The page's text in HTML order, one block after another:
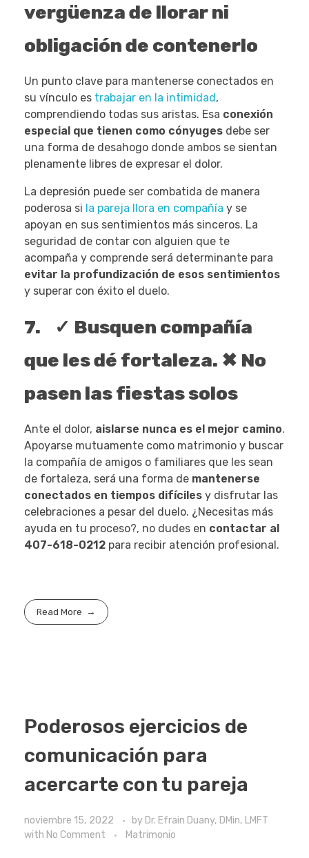
vergüenza de llorar ni
obligación de contenerlo
Un punto clave para mantenerse conectados en
su vínculo es trabajar en la intimidad,
comprendiendo todas sus aristas. Esa conexión
especial que tienen como cónyuges debe ser
una forma de desahogo donde ambos se sientan
plenamente libres de expresar el dolor.
La depresión puede ser combatida de manera
poderosa si la pareja llora en compañía y se
apoyan en sus sentimientos más sinceros. La
seguridad de contar con alguien que te
acompaña y comprende será determinante para
evitar la profundización de esos sentimientos
y superar con éxito el duelo.
7. ✓ Busquen compañía
que les dé fortaleza. ✖ No
pasen las fiestas solos
Ante el dolor, aislarse nunca es el mejor camino.
Apoyarse mutuamente como matrimonio y buscar
la compañía de amigos o familiares que les sean
de fortaleza, será una forma de mantenerse
conectados en tiempos difíciles y disfrutar las
celebraciones a pesar del duelo. ¿Necesitas más
ayuda en tu proceso?, no dudes en contactar al
407-618-0212 para recibir atención profesional.
Read More
Poderosos ejercicios de
comunicación para
acercarte con tu pareja
noviembre 15, 2022 by Dr. Efrain Duany, DMin, LMFT
with No Comment Matrimonio